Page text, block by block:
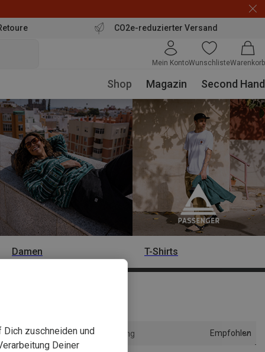
CO2e-reduzierter Versand
Mein KontoWunschlisteWarenkorb
Shop Magazin Second Hand
Damen T-Shirts
Sortierung Empfohlen
zuschneiden und
Deiner